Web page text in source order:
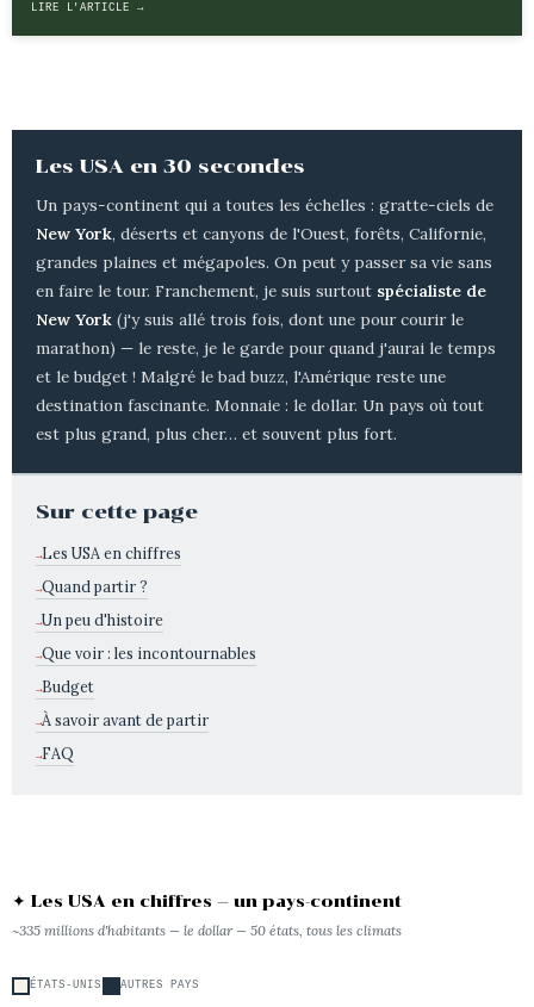
LIRE L'ARTICLE →
Les USA en 30 secondes
Un pays-continent qui a toutes les échelles : gratte-ciels de
New York, déserts et canyons de l'Ouest, forêts, Californie,
grandes plaines et mégapoles. On peut y passer sa vie sans
en faire le tour. Franchement, je suis surtout spécialiste de
New York (j'y suis allé trois fois, dont une pour courir le
marathon) — le reste, je le garde pour quand j'aurai le temps
et le budget ! Malgré le bad buzz, l'Amérique reste une
destination fascinante. Monnaie : le dollar. Un pays où tout
est plus grand, plus cher… et souvent plus fort.
Sur cette page
Les USA en chiffres
Quand partir ?
Un peu d'histoire
Que voir : les incontournables
Budget
À savoir avant de partir
FAQ
✦ Les USA en chiffres — un pays-continent
~335 millions d'habitants — le dollar — 50 états, tous les climats
ÉTATS-UNIS AUTRES PAYS